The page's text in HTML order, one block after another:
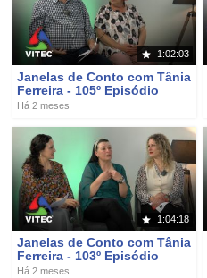
1:02:03
Janelas de Conto com Tânia
Ferreira - 105º Episódio
Há 2 meses
1:04:18
Janelas de Conto com Tânia
Ferreira - 103º Episódio
Há 2 meses